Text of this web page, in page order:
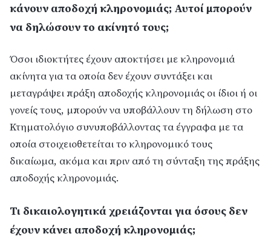
κάνουν αποδοχή κληρονομιάς; Αυτοί μπορούν
να δηλώσουν το ακίνητό τους;
Όσοι ιδιοκτήτες έχουν αποκτήσει με κληρονομιά
ακίνητα για τα οποία δεν έχουν συντάξει και
μεταγράψει πράξη αποδοχής κληρονομιάς οι ίδιοι ή οι
γονείς τους, μπορούν να υποβάλλουν τη δήλωση στο
Κτηματολόγιο συνυποβάλλοντας τα έγγραφα με τα
οποία στοιχειοθετείται το κληρονομικό τους
δικαίωμα, ακόμα και πριν από τη σύνταξη της πράξης
αποδοχής κληρονομιάς.
Τι δικαιολογητικά χρειάζονται για όσους δεν
έχουν κάνει αποδοχή κληρονομιάς;